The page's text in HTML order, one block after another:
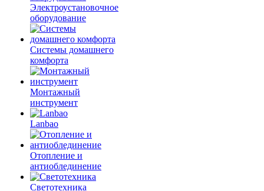
Электроустановочное
оборудование
Системы домашнего
комфорта
Монтажный
инструмент
Lanbao
Отопление и
антиоблединение
Светотехника